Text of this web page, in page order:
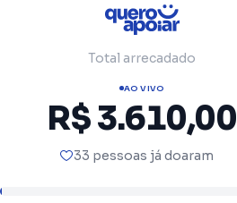
Total arrecadado
AO VIVO
R$ 3.610,00
33 pessoas já doaram